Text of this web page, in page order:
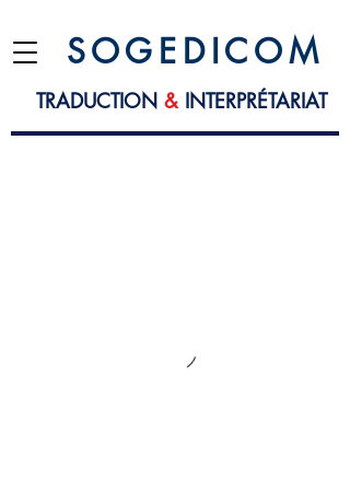
S O G E D I C O M
TRADUCTION &INTERPRÉTARIAT